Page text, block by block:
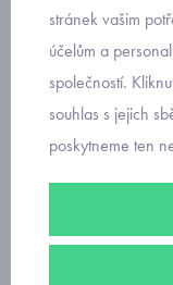
dívčí
bambulí
stránek vašim
účelům a
společností.
souhlas s jejich
poskytneme ten